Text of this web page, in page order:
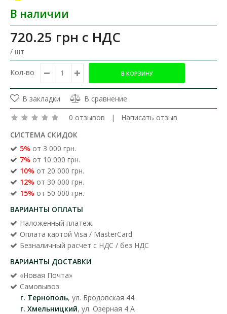
В наличии
720.25 грн с НДС
/ шт
Кол-во
В закладки
В сравнение
0 отзывов | Написать отзыв
СИСТЕМА СКИДОК
5% от 3 000 грн.
7% от 10 000 грн.
10% от 20 000 грн.
12% от 30 000 грн.
15% от 50 000 грн.
ВАРИАНТЫ ОПЛАТЫ
Наложенный платеж
Оплата картой Visa / MasterCard
Безналичный расчет с НДС / без НДС
ВАРИАНТЫ ДОСТАВКИ
«Новая Почта»
Самовывоз:
г. Тернополь, ул. Бродовская 44
г. Хмельницкий, ул. Озерная 4 А